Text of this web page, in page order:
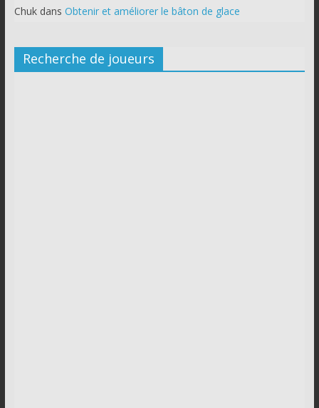
Chukdans Obtenir et améliorer le bâton de glace
Recherche de joueurs